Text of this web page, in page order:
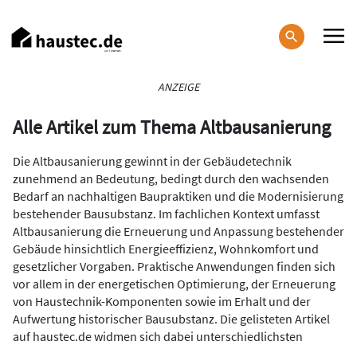
zum
Inhalt
ANZEIGE
Alle Artikel zum Thema Altbausanierung
Die Altbausanierung gewinnt in der Gebäudetechnik
zunehmend an Bedeutung, bedingt durch den wachsenden
Bedarf an nachhaltigen Baupraktiken und die Modernisierung
bestehender Bausubstanz. Im fachlichen Kontext umfasst
Altbausanierung die Erneuerung und Anpassung bestehender
Gebäude hinsichtlich Energieeffizienz, Wohnkomfort und
gesetzlicher Vorgaben. Praktische Anwendungen finden sich
vor allem in der energetischen Optimierung, der Erneuerung
von Haustechnik-Komponenten sowie im Erhalt und der
Aufwertung historischer Bausubstanz. Die gelisteten Artikel
auf haustec.de widmen sich dabei unterschiedlichsten